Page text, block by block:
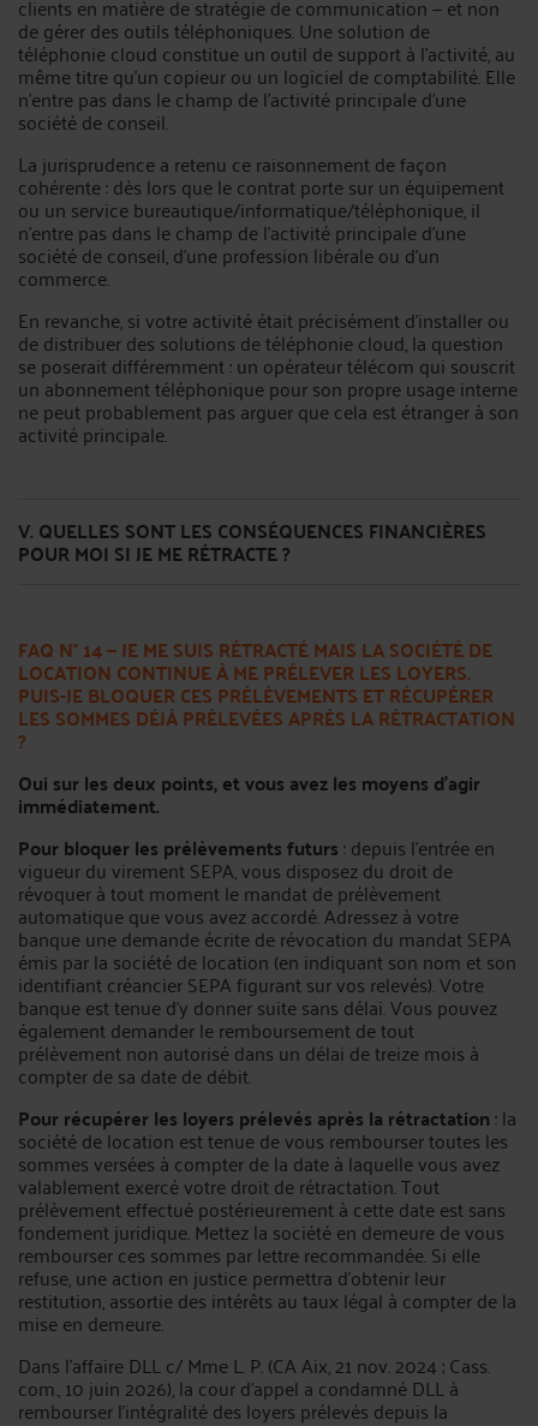
clients en matière de stratégie de communication — et non
de gérer des outils téléphoniques. Une solution de
téléphonie cloud constitue un outil de support à l’activité, au
même titre qu’un copieur ou un logiciel de comptabilité. Elle
n’entre pas dans le champ de l’activité principale d’une
société de conseil.
La jurisprudence a retenu ce raisonnement de façon
cohérente : dès lors que le contrat porte sur un équipement
ou un service bureautique/informatique/téléphonique, il
n’entre pas dans le champ de l’activité principale d’une
société de conseil, d’une profession libérale ou d’un
commerce.
En revanche, si votre activité était précisément d’installer ou
de distribuer des solutions de téléphonie cloud, la question
se poserait différemment : un opérateur télécom qui souscrit
un abonnement téléphonique pour son propre usage interne
ne peut probablement pas arguer que cela est étranger à son
activité principale.
V. QUELLES SONT LES CONSÉQUENCES FINANCIÈRES
POUR MOI SI JE ME RÉTRACTE ?
FAQ N° 14 — JE ME SUIS RÉTRACTÉ MAIS LA SOCIÉTÉ DE
LOCATION CONTINUE À ME PRÉLEVER LES LOYERS.
PUIS-JE BLOQUER CES PRÉLÈVEMENTS ET RÉCUPÉRER
LES SOMMES DÉJÀ PRÉLEVÉES APRÈS LA RÉTRACTATION
?
Oui sur les deux points, et vous avez les moyens d’agir
immédiatement.
Pour bloquer les prélèvements futurs: depuis l’entrée en
vigueur du virement SEPA, vous disposez du droit de
révoquer à tout moment le mandat de prélèvement
automatique que vous avez accordé. Adressez à votre
banque une demande écrite de révocation du mandat SEPA
émis par la société de location (en indiquant son nom et son
identifiant créancier SEPA figurant sur vos relevés). Votre
banque est tenue d’y donner suite sans délai. Vous pouvez
également demander le remboursement de tout
prélèvement non autorisé dans un délai de treize mois à
compter de sa date de débit.
Pour récupérer les loyers prélevés après la rétractation: la
société de location est tenue de vous rembourser toutes les
sommes versées à compter de la date à laquelle vous avez
valablement exercé votre droit de rétractation. Tout
prélèvement effectué postérieurement à cette date est sans
fondement juridique. Mettez la société en demeure de vous
rembourser ces sommes par lettre recommandée. Si elle
refuse, une action en justice permettra d’obtenir leur
restitution, assortie des intérêts au taux légal à compter de la
mise en demeure.
Dans l’affaire DLL c/ Mme L. P. (CA Aix, 21 nov. 2024 ; Cass.
com., 10 juin 2026), la cour d’appel a condamné DLL à
rembourser l’intégralité des loyers prélevés depuis la